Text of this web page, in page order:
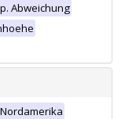
Abweichung
Nordamerika